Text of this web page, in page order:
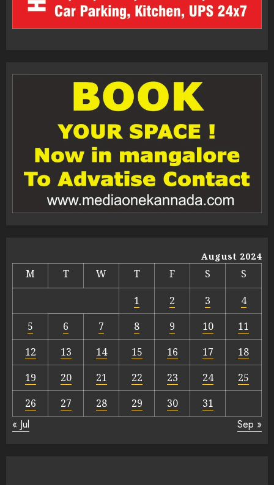
August 2024
M T W T F S
S
1
2 3
4
5
6 7 8 9 10
11
12
13 14 15 16 17
18
19
20 21 22 23 24
25
26
27 28 29 30 31
« Jul Sep »